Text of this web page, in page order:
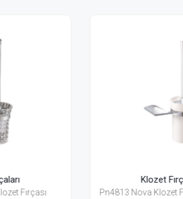
Fırçası (Seramik
Klozet
Pn4863 Nova